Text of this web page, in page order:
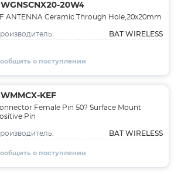
20W4
ANTENNA Ceramic Through Hole,20x20mm
BAT WIRELESS
о поступлении
KEF
Female Pin 50? Surface Mount
Pin
BAT WIRELESS
о поступлении